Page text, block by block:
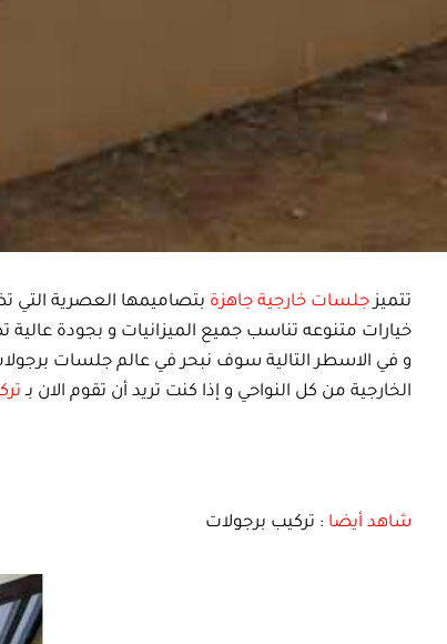
تتميز جلسات خارجية جاهزة بتصاميمها العصرية
خيارات متنوعه تناسب جميع الميزانيات و بجودة
و في الاسطر التالية سوف نبحر في عالم جلسات
الخارجية من كل النواحي و إذا كنت تريد أن تقوم الان بـ
شاهد أيضا : تركيب برجولات